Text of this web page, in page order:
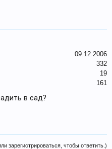
09.12.2006
332
19
161
в сад?
зарегистрироваться, чтобы ответить.)